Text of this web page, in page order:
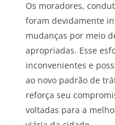
Os moradores,
foram devidamente
mudanças por meio
apropriadas. Esse
inconvenientes e
ao novo padrão de
reforça seu
voltadas para a